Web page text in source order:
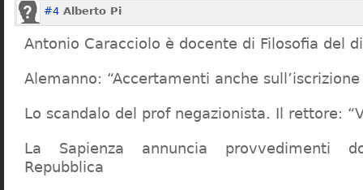
#4 Alberto Pi
Antonio Caracciolo è docente di Filosofia del
Alemanno: “Accertamenti anche
Lo scandalo del prof negazionista. Il rettore:
La Sapienza annuncia provvedimenti
Repubblica